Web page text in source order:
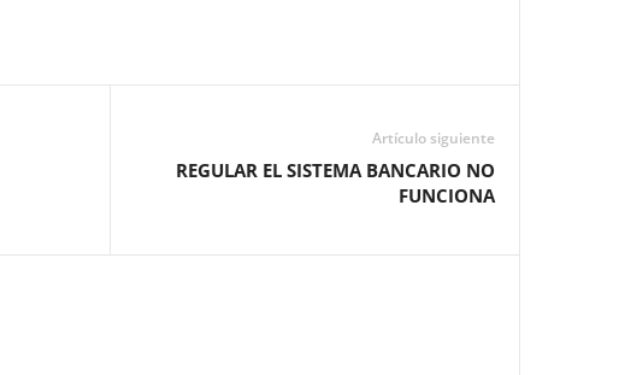
Artículo siguiente
REGULAR EL SISTEMA BANCARIO NO
FUNCIONA